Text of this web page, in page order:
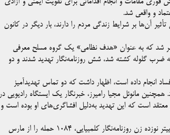
و واقعی شد.
آن‌ها بر شرایط زندگی مردم را دارند، بار دیگر در کانون
شد که به عنوان «هدف نظامی» یک گروه مسلح معرفی
در منطقه کوردوبا، جایی که رافائل امیرو مورنو، روزنامه‌نگار، در اکتبر ۲۰۲۲ به ضرب گلوله کشته شد، شش روزنامه‌نگار تهدید شدند و دو
انجام داده است، اظهار داشت که دو تماس تهدیدآمیز
مانوئل مجیا رامیرز، خبرنگار یک ایستگاه رادیویی در
است که این تهدید به‌دلیل افشاگری‌های او بوده است و
قلدری سایبری علیه زنان روزنامه‌نگار نیز افزایش یافته است. بررسی حساب‌های توییتر نوزده زن روزنامه‌نگار کلمبیایی، ۱۰۸۴ حمله را از مارس